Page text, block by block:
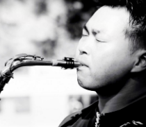
노영현